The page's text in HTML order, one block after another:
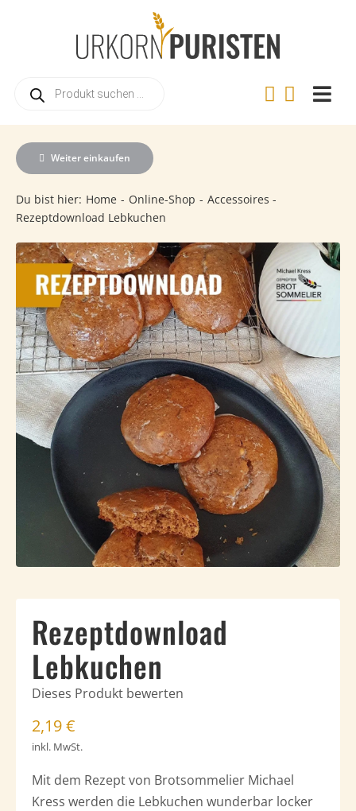
search
Weiter einkaufen
Du bist hier: Home Online-Shop
Accessoires
Rezeptdownload Lebkuchen
Rezeptdownload
Lebkuchen
Dieses Produkt bewerten
2,19€
inkl. MwSt.
Mit dem Rezept von Brotsommelier Michael
Kress werden die Lebkuchen wunderbar locker